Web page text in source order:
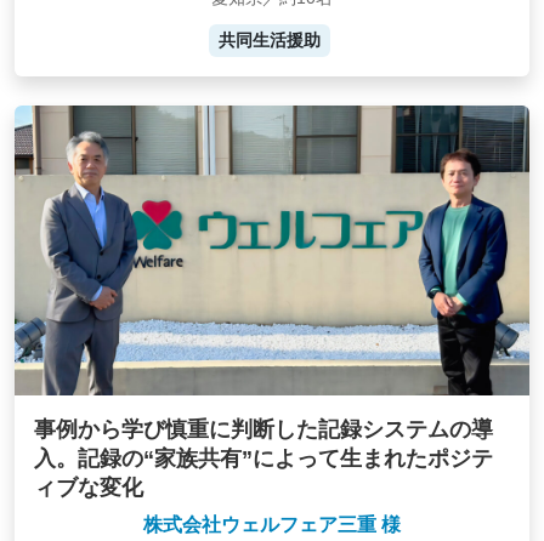
共同生活援助
事例から学び慎重に判断した記録システムの導
入。記録の“家族共有”によって生まれたポジテ
ィブな変化
株式会社ウェルフェア三重 様